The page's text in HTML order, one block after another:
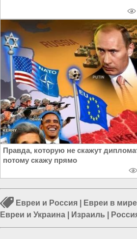
Правда, которую не скажут
потому скажу прямо
Евреи и Россия Евреи в мире
Евреи и Украина
Израиль
России